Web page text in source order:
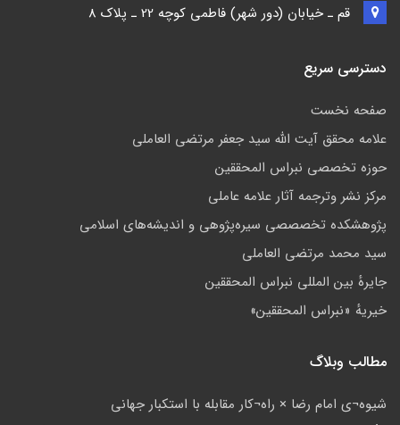
قم ـ خيابان (دور شهر) فاطمي كوچه 22 ـ پلاک 8
دسترسی سریع
صفحه نخست
علامه محقق آیت الله سید جعفر مرتضی العاملی
حوزه تخصصی نبراس المحققین
مركز نشر وترجمه آثار علامه عاملی
پژوهشكده تخصصصى سیره‌پژوهی و اندیشه‌های اسلامی
سید محمد مرتضی العاملی
جايرهٔ بین المللی نبراس المحققین
خيريهٔ «نبراس المحققين»
مطالب وبلاگ
شيوه¬ى امام رضا × راه¬کار مقابله با استکبار جهانى